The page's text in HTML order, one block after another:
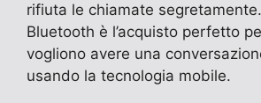
rifiuta le chiamate
Bluetooth è l’acquisto perfetto
vogliono avere una
usando la tecnologia mobile.